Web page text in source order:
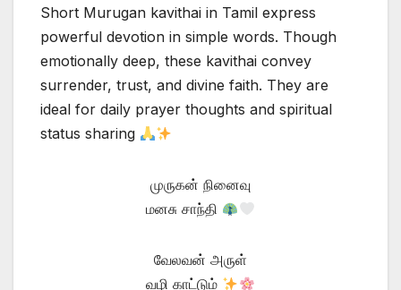
Short Murugan kavithai in Tamil express
powerful devotion in simple words. Though
emotionally deep, these kavithai convey
surrender, trust, and divine faith. They are
ideal for daily prayer thoughts and spiritual
status sharing
முருகன் நினைவு
மனசு சாந்தி
வேலவன் அருள்
வழி காட்டும்